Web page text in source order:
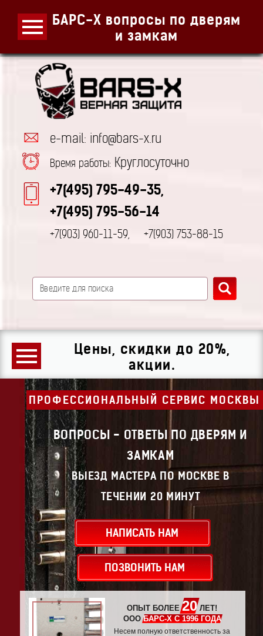
БАРС-Х вопросы по дверям
и замкам
e-mail: info@bars-x.ru
Время работы: Круглосуточно
+7(495) 795-49-35,
+7(495) 795-56-14
+7(903) 960-11-59, +7(903) 753-88-15
Цены, скидки до 20%,
акции.
ПРОФЕССИОНАЛЬНЫЙ СЕРВИС МОСКВЫ
ВОПРОСЫ - ОТВЕТЫ ПО ДВЕРЯМ И
ЗАМКАМ
ВЫЕЗД МАСТЕРА ПО МОСКВЕ В
ТЕЧЕНИИ 20 МИНУТ
НАПИСАТЬ НАМ
ПОЗВОНИТЬ НАМ
ОПЫТ БОЛЕЕ20ЛЕТ!
ОООБАРС-Х С 1996 ГОДА
Несем полную ответственность за